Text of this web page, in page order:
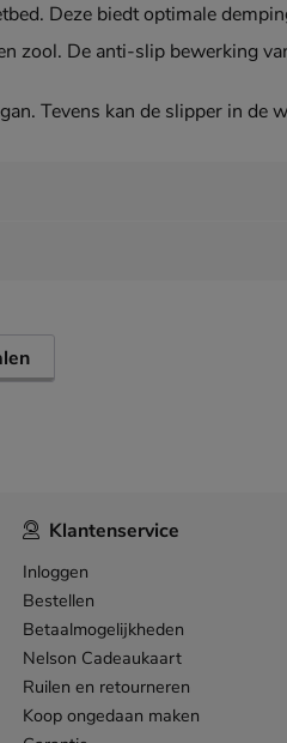
Deze biedt optimale
zool. De anti-slip bewerking
Tevens kan de slipper in de
Klantenservice
Inloggen
Bestellen
Betaalmogelijkheden
Nelson Cadeaukaart
Ruilen en retourneren
Koop ongedaan maken